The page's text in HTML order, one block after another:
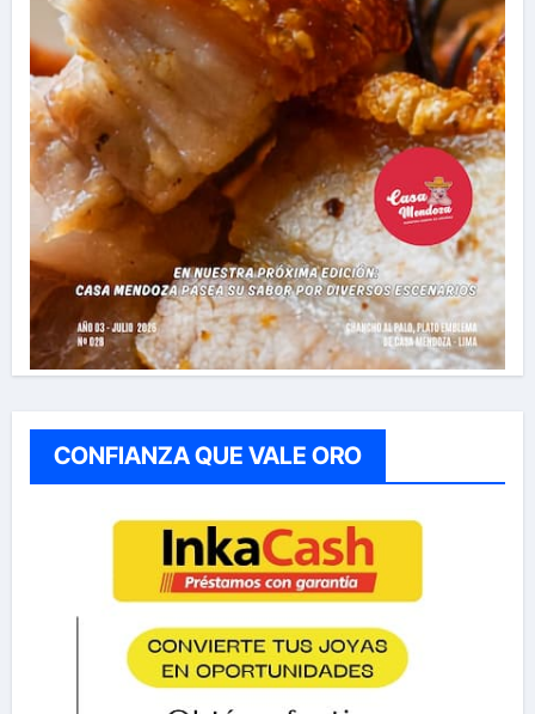
CONFIANZA QUE VALE ORO